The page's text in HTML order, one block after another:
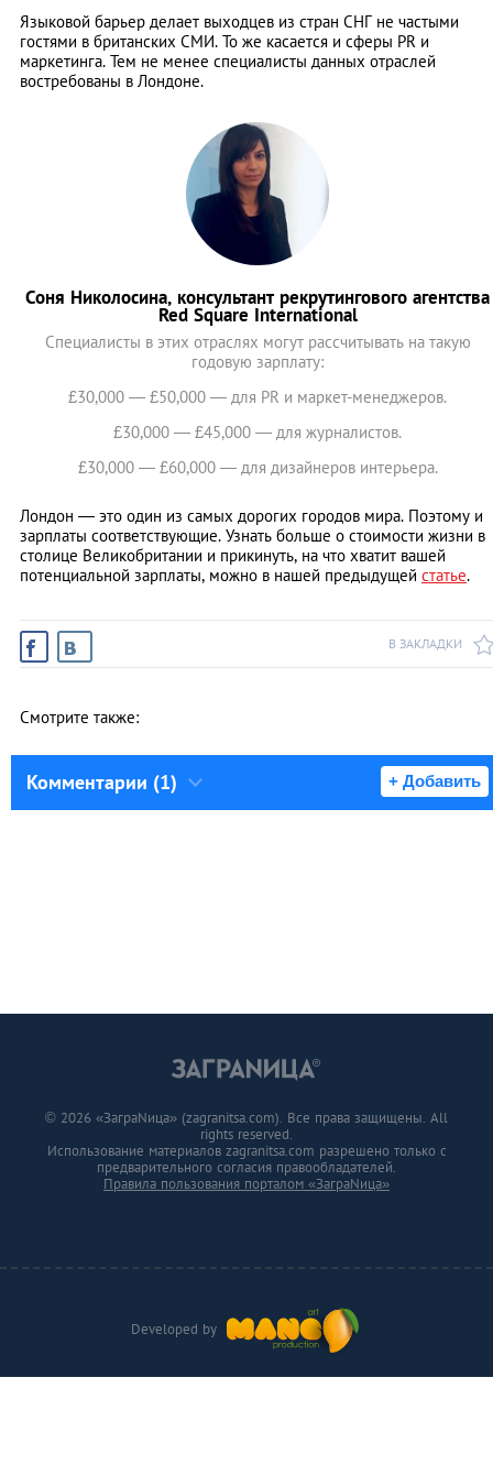
Языковой барьер делает выходцев из стран СНГ не частыми
гостями в британских СМИ. То же касается и сферы PR и
маркетинга. Тем не менее специалисты данных отраслей
востребованы в Лондоне.
Соня Николосина, консультант рекрутингового агентства
Red Square International
Специалисты в этих отраслях могут рассчитывать на такую
годовую зарплату:
£30,000 — £50,000 — для PR и маркет-менеджеров.
£30,000 — £45,000 — для журналистов.
£30,000 — £60,000 — для дизайнеров интерьера.
Лондон — это один из самых дорогих городов мира. Поэтому и
зарплаты соответствующие. Узнать больше о стоимости жизни в
столице Великобритании и прикинуть, на что хватит вашей
потенциальной зарплаты, можно в нашей предыдущей статье.
В ЗАКЛАДКИ
Смотрите также:
Комментарии (1) + Добавить
Developed by
© 2026 «ЗаграNица» (zagranitsa.com). Все права защищены. All
rights reserved.
Использование материалов zagranitsa.com разрешено только с
предварительного согласия правообладателей.
Правила пользования порталом «ЗаграNица»